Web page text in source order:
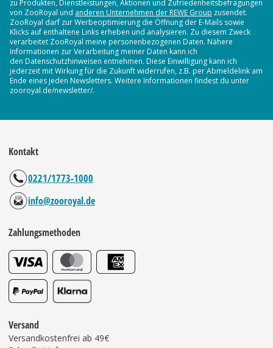
zu Produkten, Dienstleistungen, Aktionen und Zufriedenheitsbefragungen
von ZooRoyal und anderen Unternehmen der REWE Group zusendet.
ZooRoyal darf zur Werbeoptimierung die Öffnung der E-Mails sowie
Klicks auf enthaltene Links erheben und analysieren. Zu diesem Zweck
verarbeitet ZooRoyal meine personenbezogenen Daten. Nähere
Informationen zur Verarbeitung meiner Daten kann ich
den Datenschutzhinweisen entnehmen. Diese Einwilligung kann ich
jederzeit mit Wirkung für die Zukunft widerrufen, z.B. per Abmeldelink am
Ende eines jeden Newsletters. Weitere Informationen findest du unter
zooroyal.de/newsletter/.
Kontakt
0221/1773-1000
info@zooroyal.de
Zahlungsmethoden
Versand
Versandkostenfrei ab 49€